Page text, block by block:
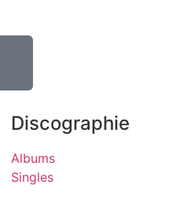
Discographie
Albums
Singles